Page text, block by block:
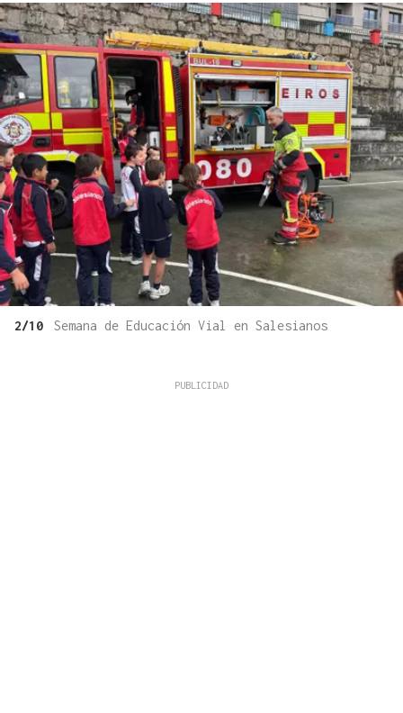
2/10 Semana de Educación Vial en Salesianos